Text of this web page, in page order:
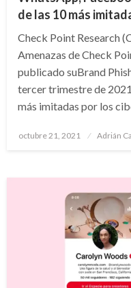
de las 10 más
Check Point Research
Amenazas de Check
publicado suBrand
tercer trimestre de
más imitadas por los
Publicado
octubre 21, 2021 Adrián